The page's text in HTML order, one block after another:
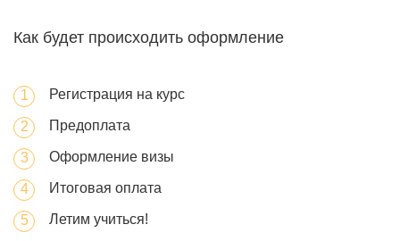
Как будет происходить оформление
Регистрация на курс
Предоплата
Оформление визы
Итоговая оплата
Летим учиться!